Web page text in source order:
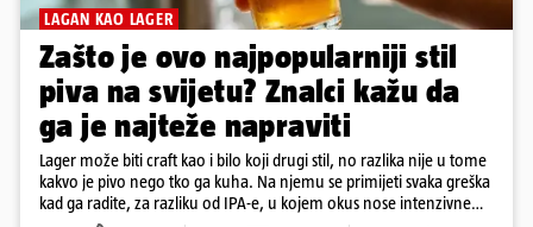
LAGAN KAO LAGER
Zašto je ovo najpopularniji stil
piva na svijetu? Znalci kažu da
ga je najteže napraviti
Lager može biti craft kao i bilo koji drugi stil, no razlika nije u tome
kakvo je pivo nego tko ga kuha. Na njemu se primijeti svaka greška
kad ga radite, za razliku od IPA-e, u kojem okus nose intenzivne